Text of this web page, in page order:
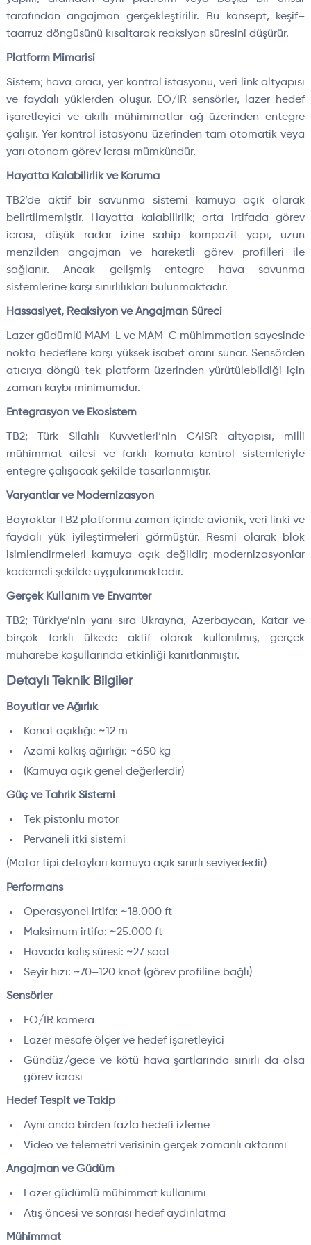
tarafından angajman gerçekleştirilir. Bu konsept, keşif–
taarruz döngüsünü kısaltarak reaksiyon süresini düşürür.
Platform Mimarisi
Sistem; hava aracı, yer kontrol istasyonu, veri link altyapısı
ve faydalı yüklerden oluşur. EO/IR sensörler, lazer hedef
işaretleyici ve akıllı mühimmatlar ağ üzerinden entegre
çalışır. Yer kontrol istasyonu üzerinden tam otomatik veya
yarı otonom görev icrası mümkündür.
Hayatta Kalabilirlik ve Koruma
TB2’de aktif bir savunma sistemi kamuya açık olarak
belirtilmemiştir. Hayatta kalabilirlik; orta irtifada görev
icrası, düşük radar izine sahip kompozit yapı, uzun
menzilden angajman ve hareketli görev profilleri ile
sağlanır. Ancak gelişmiş entegre hava savunma
sistemlerine karşı sınırlılıkları bulunmaktadır.
Hassasiyet, Reaksiyon ve Angajman Süreci
Lazer güdümlü MAM-L ve MAM-C mühimmatları sayesinde
nokta hedeflere karşı yüksek isabet oranı sunar. Sensörden
atıcıya döngü tek platform üzerinden yürütülebildiği için
zaman kaybı minimumdur.
Entegrasyon ve Ekosistem
TB2; Türk Silahlı Kuvvetleri’nin C4ISR altyapısı, milli
mühimmat ailesi ve farklı komuta-kontrol sistemleriyle
entegre çalışacak şekilde tasarlanmıştır.
Varyantlar ve Modernizasyon
Bayraktar TB2 platformu zaman içinde avionik, veri linki ve
faydalı yük iyileştirmeleri görmüştür. Resmi olarak blok
isimlendirmeleri kamuya açık değildir; modernizasyonlar
kademeli şekilde uygulanmaktadır.
Gerçek Kullanım ve Envanter
TB2; Türkiye’nin yanı sıra Ukrayna, Azerbaycan, Katar ve
birçok farklı ülkede aktif olarak kullanılmış, gerçek
muharebe koşullarında etkinliği kanıtlanmıştır.
Detaylı Teknik Bilgiler
Boyutlar ve Ağırlık
Kanat açıklığı: ~12 m
Azami kalkış ağırlığı: ~650 kg
(Kamuya açık genel değerlerdir)
Güç ve Tahrik Sistemi
Tek pistonlu motor
Pervaneli itki sistemi
(Motor tipi detayları kamuya açık sınırlı seviyededir)
Performans
Operasyonel irtifa: ~18.000 ft
Maksimum irtifa: ~25.000 ft
Havada kalış süresi: ~27 saat
Seyir hızı: ~70–120 knot (görev profiline bağlı)
Sensörler
EO/IR kamera
Lazer mesafe ölçer ve hedef işaretleyici
Gündüz/gece ve kötü hava şartlarında sınırlı da olsa
görev icrası
Hedef Tespit ve Takip
Aynı anda birden fazla hedefi izleme
Video ve telemetri verisinin gerçek zamanlı aktarımı
Angajman ve Güdüm
Lazer güdümlü mühimmat kullanımı
Atış öncesi ve sonrası hedef aydınlatma
Mühimmat